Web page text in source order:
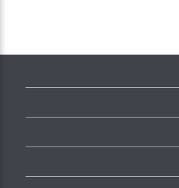
בפיתוח מיומנות, בציפייה
ובנכונותם להמשיך
X